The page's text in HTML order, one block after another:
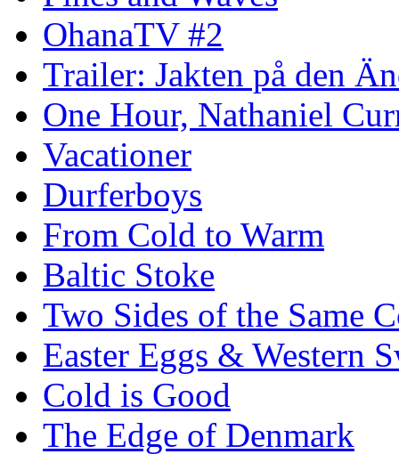
OhanaTV #2
Trailer: Jakten på den
One Hour, Nathaniel
Vacationer
Durferboys
From Cold to Warm
Baltic Stoke
Two Sides of the Same
Easter Eggs & Western
Cold is Good
The Edge of Denmark